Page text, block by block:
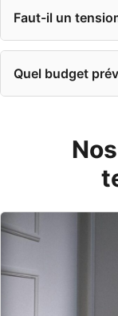
Faut-il un
Quel budget